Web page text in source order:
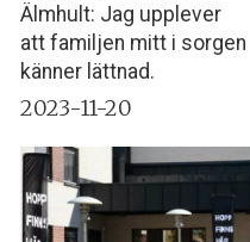
Älmhult: Jag upplever
att familjen mitt i sorgen
känner lättnad.
2023-11-20